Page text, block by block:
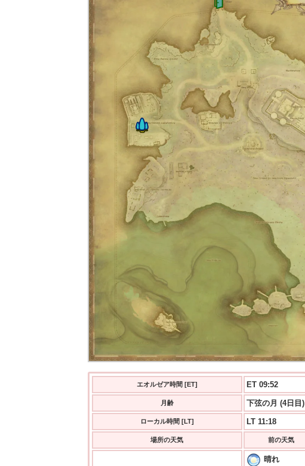
エオルゼア時間 [ET] ET 09:53
月齢 下弦の月 (4日目)
ローカル時間 [LT] LT 11:18
場所の天気 前の天気
晴れ